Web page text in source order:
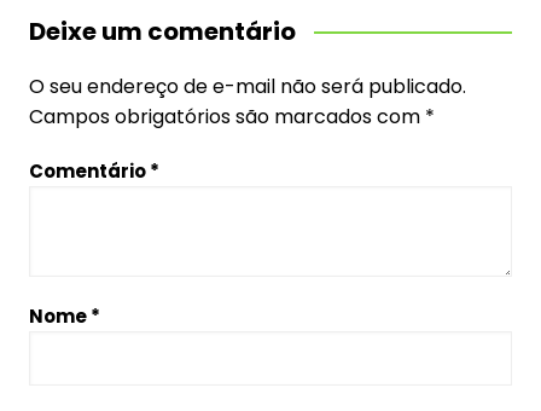
Deixe um comentário
O seu endereço de e-mail não será publicado.
Campos obrigatórios são marcados com *
Comentário*
Nome*